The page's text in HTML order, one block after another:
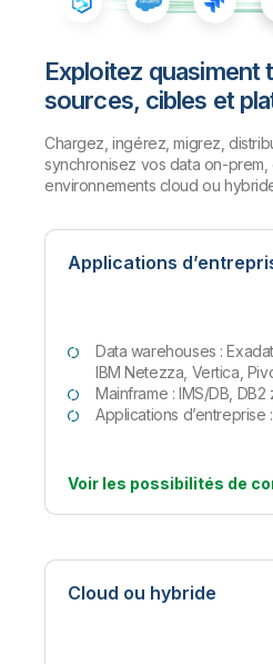
Exploitez quasiment
sources, cibles et
Chargez, ingérez, migrez,
synchronisez vos data on-prem,
environnements cloud ou
Applications
Data warehouses :
IBM Netezza, Vertica,
Mainframe : IMS/DB, DB2
Applications d’entreprise
Voir les possibilités de
Cloud ou hybride